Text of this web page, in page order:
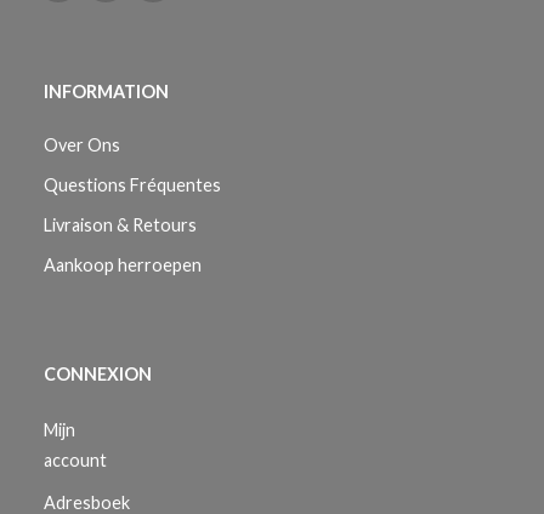
INFORMATION
Over Ons
Questions Fréquentes
Livraison & Retours
Aankoop herroepen
CONNEXION
Mijn
account
Adresboek